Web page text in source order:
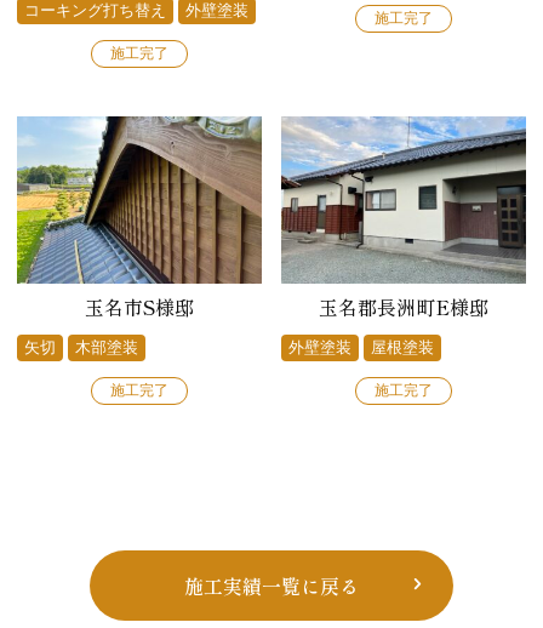
コーキング打ち替え
外壁塗装
施工完了
施工完了
玉名市S様邸
矢切 木部塗装
施工完了
玉名郡長洲町E様邸
外壁塗装 屋根塗装
施工完了
施工実績一覧に戻る